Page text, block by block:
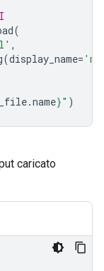
(
,
(display_name=
.name}" )
caricato